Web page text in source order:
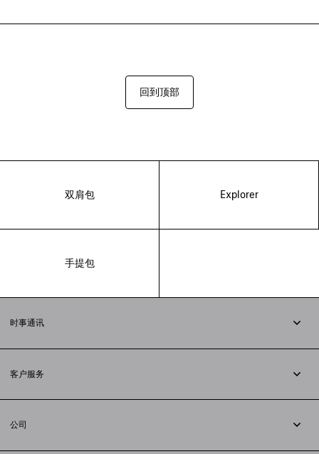
回到顶部
双肩包 Explorer
手提包
时事通讯
客户服务
配送方式
公司